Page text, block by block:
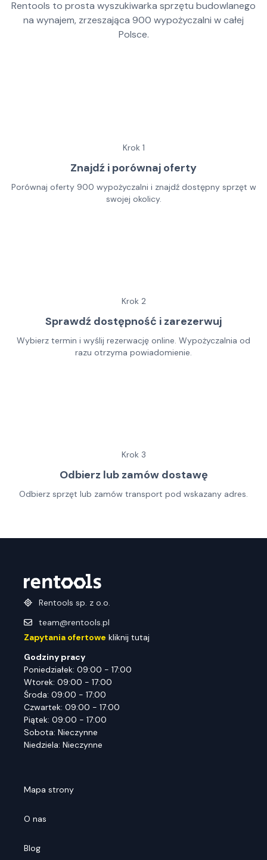
Rentools to prosta wyszukiwarka sprzętu budowlanego
na wynajem, zrzeszająca 900 wypożyczalni w całej
Polsce.
Krok 1
Znajdź i porównaj oferty
Porównaj oferty 900 wypożyczalni i znajdź dostępny sprzęt w
swojej okolicy.
Krok 2
Sprawdź dostępność i zarezerwuj
Wybierz termin i wyślij rezerwację online. Wypożyczalnia od
razu otrzyma powiadomienie.
Krok 3
Odbierz lub zamów dostawę
Odbierz sprzęt lub zamów transport pod wskazany adres.
Rentools sp. z o.o.
team@rentools.pl
Zapytania ofertowe kliknij tutaj
Godziny pracy
Poniedziałek: 09:00 - 17:00
Wtorek: 09:00 - 17:00
Środa: 09:00 - 17:00
Czwartek: 09:00 - 17:00
Piątek: 09:00 - 17:00
Sobota: Nieczynne
Niedziela: Nieczynne
Mapa strony
O nas
Blog